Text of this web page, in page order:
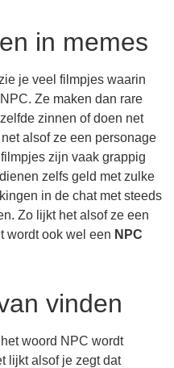
in memes
je veel filmpjes waarin
Ze maken dan rare
zinnen of doen net
alsof ze een personage
zijn vaak grappig
zelfs geld met zulke
in de chat met steeds
Zo lijkt het alsof ze een
wordt ook wel een NPC
vinden
woord NPC wordt
lijkt alsof je zegt dat